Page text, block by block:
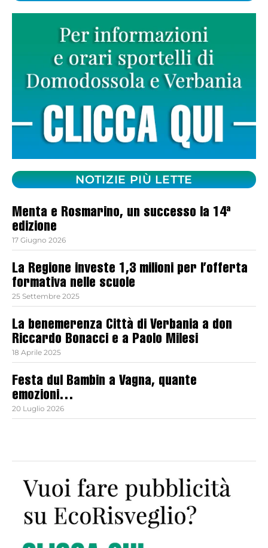
NOTIZIE PIÙ LETTE
Menta e Rosmarino, un successo la 14ª
edizione
17 Giugno 2026
La Regione investe 1,3 milioni per l’offerta
formativa nelle scuole
25 Settembre 2025
La benemerenza Città di Verbania a don
Riccardo Bonacci e a Paolo Milesi
18 Aprile 2025
Festa dul Bambin a Vagna, quante
emozioni…
20 Luglio 2026